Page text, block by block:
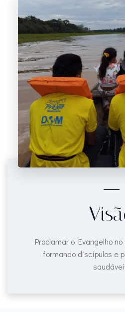
Proclamar o Evangelho
formando discípulos e